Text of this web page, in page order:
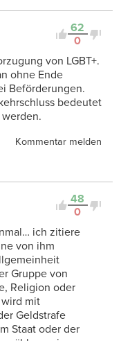
62
0
von LGBT+.
ohne Ende
Beförderungen.
bedeutet
Kommentar melden
48
0
ich zitiere
von ihm
Gruppe von
Religion oder
mit
Geldstrafe
Staat oder der